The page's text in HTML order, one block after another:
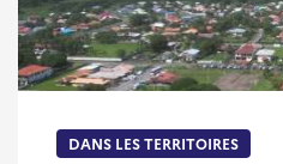
DANS LES TERRITOIRES